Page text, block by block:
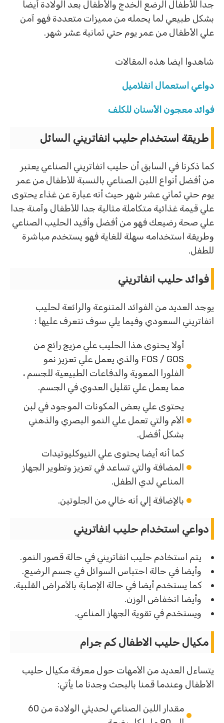
جدا للأطفال الرضع الخدج والأطفال بعد الولادة أيضا
بشكل طبيعي لما يحمله من مميزات متعددة فهو آمن
علي الأطفال من عمر يوم حتي ثمانية عشر شهر.
شاهدوا ايضا هذه المقالات
دواعي استعمال انفلاميل
فوائد معجون الأسنان للكلف
طريقة استخدام حليب انفاتريني السائل
كما ذكرنا في السابق أن حليب انفاتريني الصناعي يعتبر
من أفضل أنواع اللبن الصناعي بالنسبة للأطفال من عمر
يوم حتي ثماني عشر شهر حيث أنه عبارة عن غذاء يحتوى
علي قيمة غذائية متكاملة مثالية جدا للأطفال وآمنة جدا
علي صحة رضيعك فهو من أفضل وأفيد الحليب الصناعي
وطريقة استخدامه سهلة للغاية فهو يستخدم مباشرة
للطفل.
فوائد حليب انفاتريني
يوجد العديد من الفوائد المتنوعة والرائعة لحليب
انفاتريني السعودي وفيما يلي سوف نتعرف عليها :
أولا يحتوى هذا الحليب علي مزيج رائع من
FOS / GOS والذي يعمل علي تعزيز نمو
الفلورا المعوية والدفاعات الطبيعية للجسم ،
مما يعمل علي تقليل العدوي في الجسم.
يحتوى علي بعض المكونات الموجود في لبن
الأم والتي تعمل علي النمو البصري والذهني
بشكل أفضل.
كما أنه أيضا يحتوى علي النيوكليوتيدات
المضافة والتي تساعد في تعزيز وتطوير الجهاز
المناعي لدي الطفل.
بالإضافة إلي أنه خالي من الجلوتين.
دواعي استخدام حليب انفاتريني
يتم استخادم حليب انفاتريني في حالة قصور النمو.
وأيضا في حالة احتباس السوائل في جسم الرضيع.
كما يستخدم أيضا في حالة الإصابة بالأمراض القلبية.
وأيضا انخفاض الوزن.
ويستخدم في تقوية الجهاز المناعي.
مكيال حليب الاطفال كم جرام
يتساءل العديد من الأمهات حول معرفة مكيال حليب
الأطفال وعندما قمنا بالبحث وجدنا ما يأتي:
مقدار اللبن الصناعي لحديثي الولادة من 60